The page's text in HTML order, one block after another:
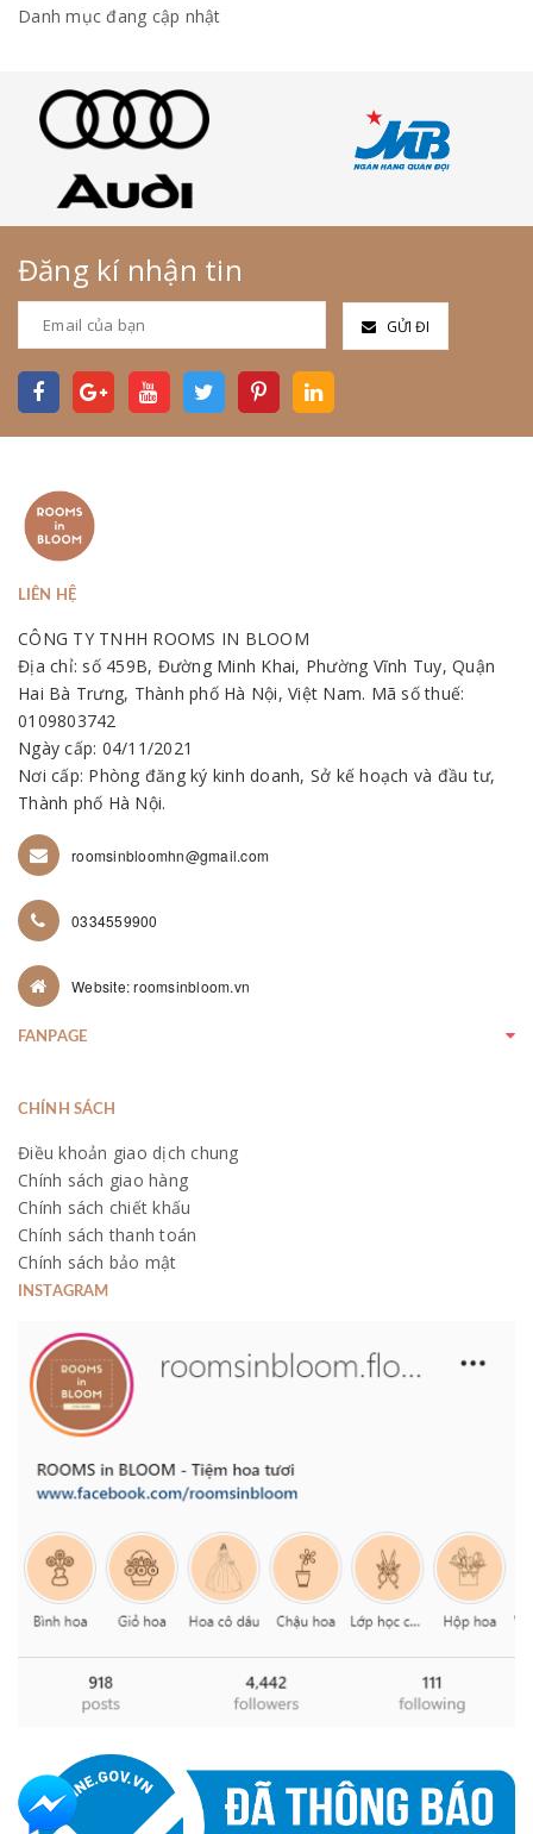
Danh mục đang cập nhật
Đăng kí nhận tin
GỬI ĐI
LIÊN HỆ
CÔNG TY TNHH ROOMS IN BLOOM
Địa chỉ: số 459B, Đường Minh Khai, Phường Vĩnh Tuy, Quận
Hai Bà Trưng, Thành phố Hà Nội, Việt Nam. Mã số thuế:
0109803742
Ngày cấp: 04/11/2021
Nơi cấp: Phòng đăng ký kinh doanh, Sở kế hoạch và đầu tư,
Thành phố Hà Nội.
roomsinbloomhn@gmail.com
0334559900
Website: roomsinbloom.vn
FANPAGE
CHÍNH SÁCH
Điều khoản giao dịch chung
Chính sách giao hàng
Chính sách chiết khấu
Chính sách thanh toán
Chính sách bảo mật
INSTAGRAM